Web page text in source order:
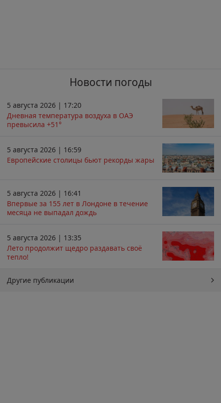
Новости погоды
5 августа 2026 | 17:20
Дневная температура воздуха в ОАЭ
превысила +51°
5 августа 2026 | 16:59
Европейские столицы бьют рекорды жары
5 августа 2026 | 16:41
Впервые за 155 лет в Лондоне в течение
месяца не выпадал дождь
5 августа 2026 | 13:35
Лето продолжит щедро раздавать своё
тепло!
Другие публикации